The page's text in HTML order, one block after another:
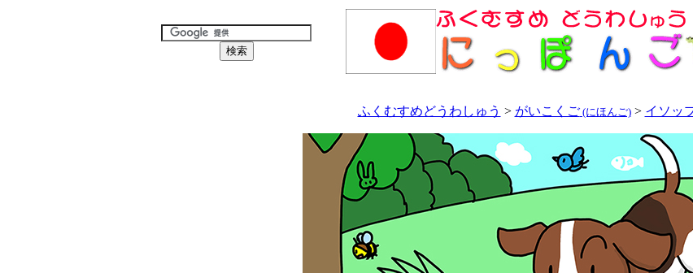
ふくむすめどうわしゅう > がいこくご(にほんご)> イソッ